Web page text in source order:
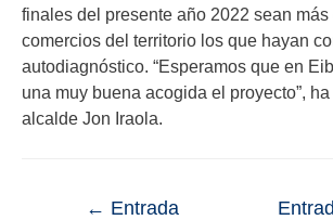
finales del presente año 2022 sean más
comercios del territorio los que hayan
autodiagnóstico. “Esperamos que en
una muy buena acogida el proyecto”,
alcalde Jon Iraola.
← Entrada